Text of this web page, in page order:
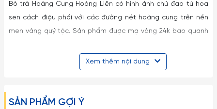
Bộ trà Hoàng Cung Hoàng Liên có hình ảnh chủ đạo từ hoa
sen cách điệu phối với các đường nét hoàng cung trên nền
men vàng quý tộc. Sản phẩm được mạ vàng 24k bao quanh
Bộ sản phẩm rất phù hợp sử dụng trong các gia đình muốn
thể hiện phong cách hoàng gia, quý phái.
Xem thêm nội dung
SẢN PHẨM GỢI Ý